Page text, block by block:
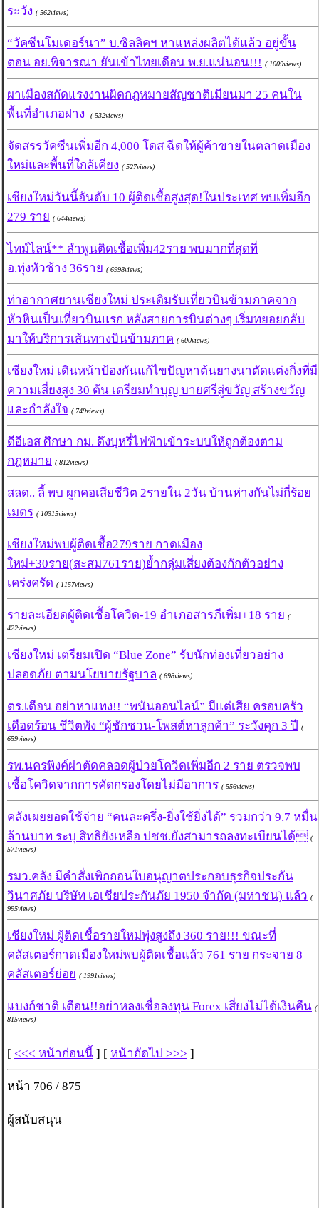
ระวัง ( 562views)
“วัคซีนโมเดอร์นา” บ.ซิลลิคฯ หาแหล่งผลิตได้แล้ว อยู่ขั้น
ตอน อย.พิจารณา ยันเข้าไทยเดือน พ.ย.แน่นอน!!! ( 1009views)
ผาเมืองสกัดแรงงานผิดกฎหมายสัญชาติเมียนมา 25 คนใน
พื้นที่อำเภอฝาง
( 532views)
จัดสรรวัคซีนเพิ่มอีก 4,000 โดส ฉีดให้ผู้ค้าขายในตลาดเมือง
ใหม่และพื้นที่ใกล้เคียง ( 527views)
เชียงใหม่วันนี้อันดับ 10 ผู้ติดเชื้อสูงสุด!ในประเทศ พบเพิ่มอีก
279 ราย ( 644views)
ไทม์ไลน์** ลำพูนติดเชื้อเพิ่ม42ราย พบมากที่สุดที่
อ.ทุ่งหัวช้าง 36ราย ( 6998views)
ท่าอากาศยานเชียงใหม่ ประเดิมรับเที่ยวบินข้ามภาคจาก
หัวหินเป็นเที่ยวบินแรก หลังสายการบินต่างๆ เริ่มทยอยกลับ
มาให้บริการเส้นทางบินข้ามภาค ( 600views)
เชียงใหม่ เดินหน้าป้องกันแก้ไขปัญหาต้นยางนาตัดแต่งกิ่งที่มี
ความเสี่ยงสูง 30 ต้น เตรียมทำบุญ บายศรีสู่ขวัญ สร้างขวัญ
และกำลังใจ ( 749views)
ดีอีเอส ศึกษา กม. ดึงบุหรี่ไฟฟ้าเข้าระบบให้ถูกต้องตาม
กฎหมาย ( 812views)
สลด.. ลี้ พบ ผูกคอเสียชีวิต 2รายใน 2วัน บ้านห่างกันไม่กี่ร้อย
เมตร ( 10315views)
เชียงใหม่พบผู้ติดเชื้อ279ราย กาดเมือง
ใหม่+30ราย(สะสม761ราย)ย้ำกลุ่มเสี่ยงต้องกักตัวอย่าง
เคร่งครัด ( 1157views)
รายละเอียดผู้ติดเชื้อโควิด-19 อำเภอสารภีเพิ่ม+18 ราย (
422views)
เชียงใหม่ เตรียมเปิด “Blue Zone” รับนักท่องเที่ยวอย่าง
ปลอดภัย ตามนโยบายรัฐบาล ( 698views)
ตร.เตือน อย่าหาแทง!! “พนันออนไลน์” มีแต่เสีย ครอบครัว
เดือดร้อน ชีวิตพัง “ผู้ชักชวน-โพสต์หาลูกค้า” ระวังคุก 3 ปี (
659views)
รพ.นครพิงค์ผ่าตัดคลอดผู้ป่วยโควิดเพิ่มอีก 2 ราย ตรวจพบ
เชื้อโควิดจากการคัดกรองโดยไม่มีอาการ ( 556views)
คลังเผยยอดใช้จ่าย “คนละครึ่ง-ยิ่งใช้ยิ่งได้” รวมกว่า 9.7 หมื่น
ล้านบาท ระบุ สิทธิยังเหลือ ปชช.ยังสามารถลงทะเบียนได้ (
571views)
รมว.คลัง มีคำสั่งเพิกถอนใบอนุญาตประกอบธุรกิจประกัน
วินาศภัย บริษัท เอเชียประกันภัย 1950 จำกัด (มหาชน) แล้ว (
995views)
เชียงใหม่ ผู้ติดเชื้อรายใหม่พุ่งสูงถึง 360 ราย!!! ขณะที่
คลัสเตอร์กาดเมืองใหม่พบผู้ติดเชื้อแล้ว 761 ราย กระจาย 8
คลัสเตอร์ย่อย ( 1991views)
แบงก์ชาติ เตือน!!อย่าหลงเชื่อลงทุน Forex เสี่ยงไม่ได้เงินคืน (
815views)
[ <<< หน้าก่อนนี้ ] [ หน้าถัดไป >>> ]
หน้า 706 / 875
ผู้สนับสนุน